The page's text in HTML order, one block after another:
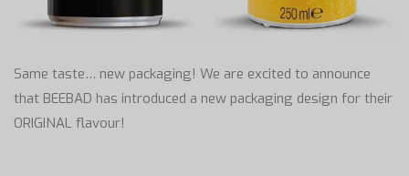
Same taste… new packaging! We are excited to announce
that BEEBAD has introduced a new packaging design for their
ORIGINAL flavour!